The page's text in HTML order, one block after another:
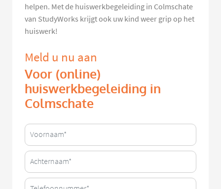
helpen. Met de huiswerkbegeleiding in Colmschate
van StudyWorks krijgt ook uw kind weer grip op het
huiswerk!
Meld u nu aan
Voor (online)
huiswerkbegeleiding in
Colmschate